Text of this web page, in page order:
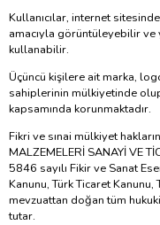
Kullanıcılar, internet
amacıyla görüntüleyebilir
kullanabilir.
Üçüncü kişilere ait marka,
sahiplerinin mülkiyetinde
kapsamında korunmaktadır.
Fikri ve sınai mülkiyet
MALZEMELERİ SANAYİ VE
5846 sayılı Fikir ve Sanat
Kanunu, Türk Ticaret
mevzuattan doğan tüm hukuki
tutar.